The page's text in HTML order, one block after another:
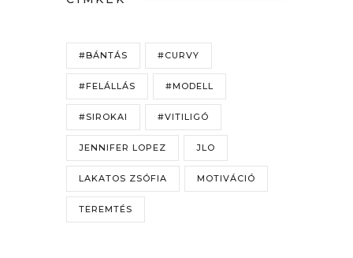
#BÁNTÁS #CURVY
#FELÁLLÁS #MODELL
#SIROKAI #VITILIGÓ
JENNIFER LOPEZ JLO
LAKATOS ZSÓFIA MOTIVÁCIÓ
TEREMTÉS